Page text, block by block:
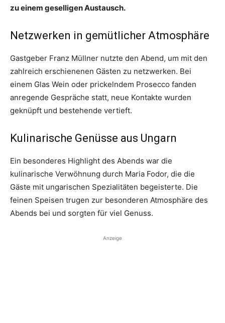
zu einem geselligen Austausch.
Netzwerken in gemütlicher Atmosphäre
Gastgeber Franz Müllner nutzte den Abend, um mit den
zahlreich erschienenen Gästen zu netzwerken. Bei
einem Glas Wein oder prickelndem Prosecco fanden
anregende Gespräche statt, neue Kontakte wurden
geknüpft und bestehende vertieft.
Kulinarische Genüsse aus Ungarn
Ein besonderes Highlight des Abends war die
kulinarische Verwöhnung durch Maria Fodor, die die
Gäste mit ungarischen Spezialitäten begeisterte. Die
feinen Speisen trugen zur besonderen Atmosphäre des
Abends bei und sorgten für viel Genuss.
Anzeige